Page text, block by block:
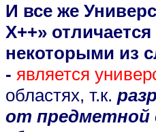
И все же
Х++»
некоторыми из
- является
областях, т.к.
от предметной